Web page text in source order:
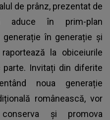
de prânz, prezentat de
aduce în prim-plan
în generație și
la obiceiurile
Invitați din diferite
noua generație
românească, vor
și promova